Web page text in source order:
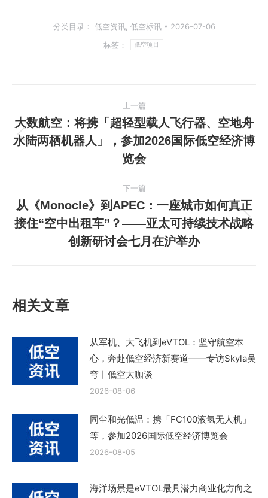
分类目录： 低空资讯, 低空标讯
2026-07-06
标签：
低空项目
章
导
上一篇
上
一
文
章：
大数航空：将携「超轻型载人飞行器、空地舟
水陆两栖机器人」，参加2026国际低空经济博
览会
下一篇
下
一
从《Monocle》到APEC：一座城市如何真正
接住“空中出租车”？——亚太可持续技术战略
创新研讨会七月在沪举办
相关文章
从军机、大飞机到eVTOL：坚守航空本
心，奔赴低空经济新赛道——专访Skyla吴
穹丨低空大咖谈
2026-08-06
同尘和光低温：携「FC100液氢无人机」
等，参加2026国际低空经济博览会
2026-08-05
海洋场景是eVTOL最具潜力商业化方向之